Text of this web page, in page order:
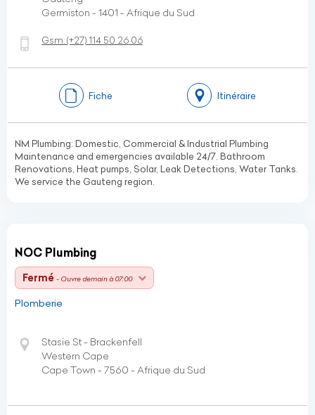
Germiston - 1401 - Afrique du Sud
Gsm:(+27) 114 50 26 06
Fiche Itinéraire
NM Plumbing: Domestic, Commercial & Industrial Plumbing
Maintenance and emergencies available 24/7. Bathroom
Renovations, Heat pumps, Solar, Leak Detections, Water Tanks.
We service the Gauteng region.
NOC Plumbing
Fermé - Ouvre demain à 07:00
Plomberie
Stasie St - Brackenfell
Western Cape
Cape Town - 7560 - Afrique du Sud